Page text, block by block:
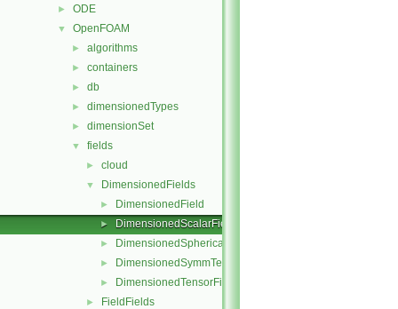
► ODE
▼ OpenFOAM
► algorithms
► containers
► db
► dimensionedTypes
► dimensionSet
▼ fields
► cloud
▼ DimensionedFields
► DimensionedField
► DimensionedScalarField
► DimensionedSphericalTensorField
► DimensionedSymmTensorField
► DimensionedTensorField
► FieldFields